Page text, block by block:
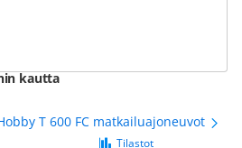
kautta
T 600 FC matkailuajoneuvot
Tilastot